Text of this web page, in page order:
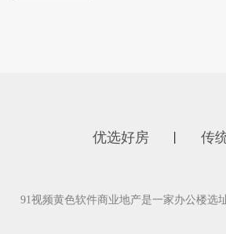
优选好房 传
91视频黄色软件商业地产是一家办公楼选址